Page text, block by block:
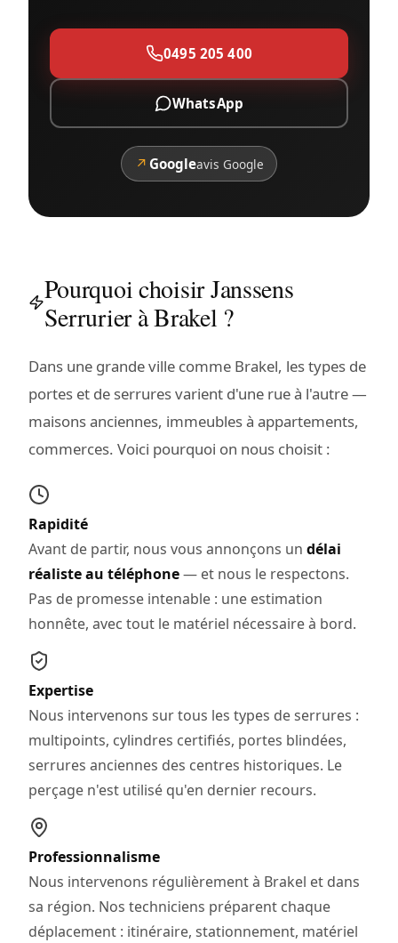
0495 205 400
WhatsApp
↗ Googleavis Google
Pourquoi choisir Janssens
Serrurier à Brakel ?
Dans une grande ville comme Brakel, les types de
portes et de serrures varient d'une rue à l'autre —
maisons anciennes, immeubles à appartements,
commerces. Voici pourquoi on nous choisit :
Rapidité
Avant de partir, nous vous annonçons un délai
réaliste au téléphone— et nous le respectons.
Pas de promesse intenable : une estimation
honnête, avec tout le matériel nécessaire à bord.
Expertise
Nous intervenons sur tous les types de serrures :
multipoints, cylindres certifiés, portes blindées,
serrures anciennes des centres historiques. Le
perçage n'est utilisé qu'en dernier recours.
Professionnalisme
Nous intervenons régulièrement à Brakel et dans
sa région. Nos techniciens préparent chaque
déplacement : itinéraire, stationnement, matériel